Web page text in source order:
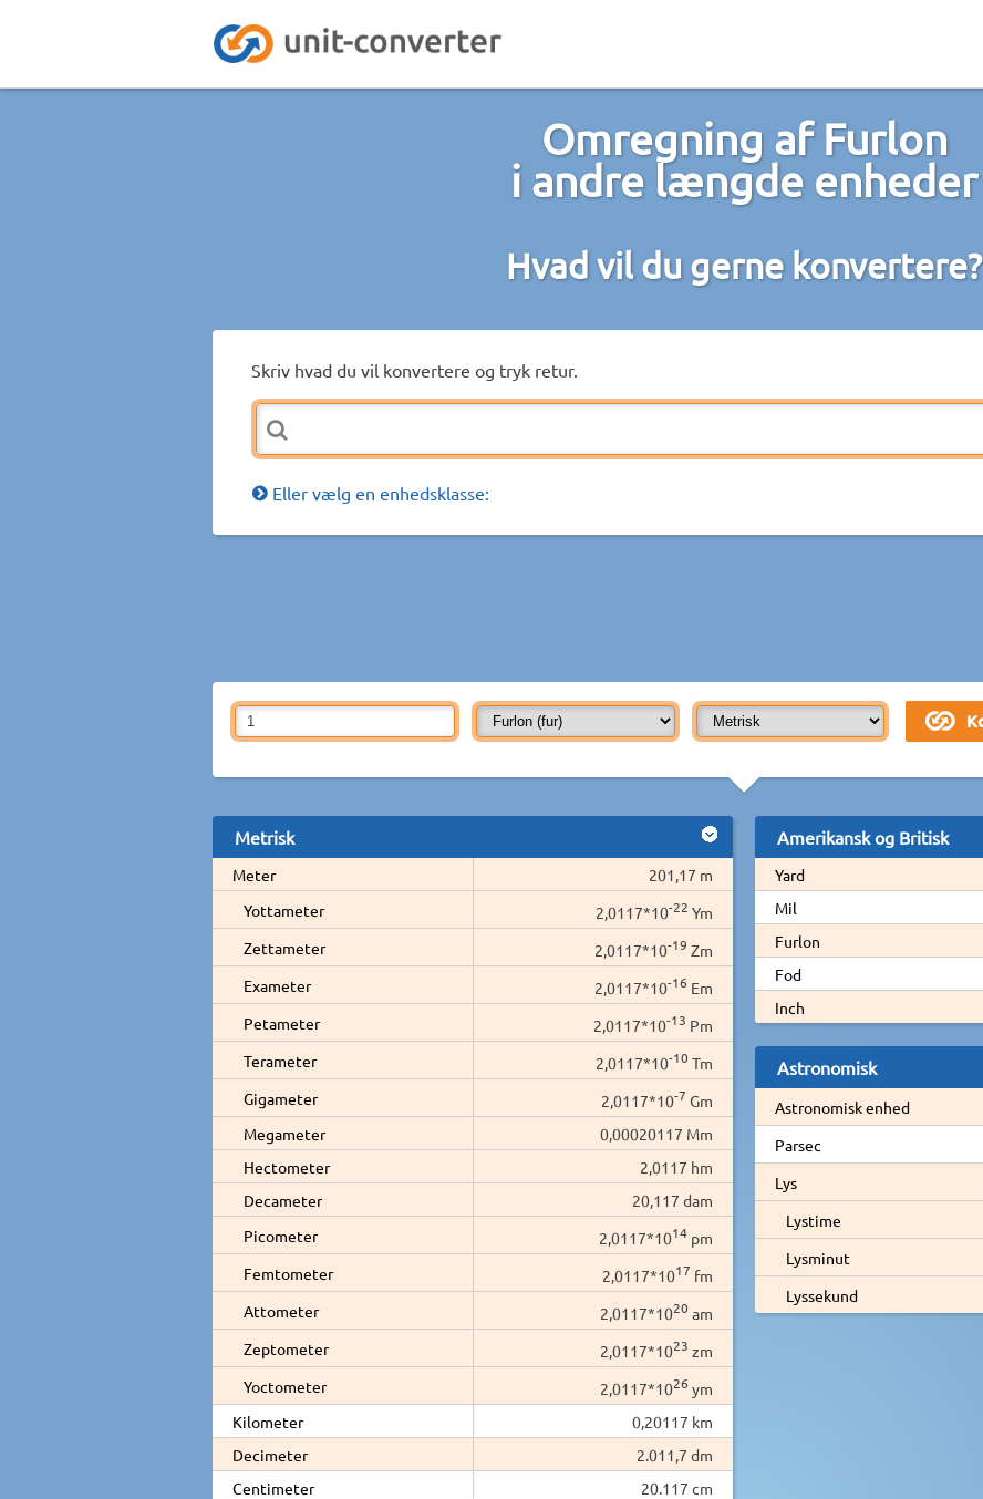
Omregning af Furlon
i andre længde enheder
Hvad vil du gerne konvertere?
Skriv hvad du vil konvertere og tryk retur.
Eller vælg en enhedsklasse:
Metrisk
Meter
201,17 m
Yottameter
2,0117*10-22 Ym
Zettameter
2,0117*10-19 Zm
Exameter
2,0117*10-16 Em
Petameter
2,0117*10-13 Pm
Terameter
2,0117*10-10 Tm
Gigameter
2,0117*10-7 Gm
Megameter
0,00020117 Mm
Hectometer
2,0117 hm
Decameter
20,117 dam
Picometer
2,0117*1014 pm
Femtometer
2,0117*1017 fm
Attometer
2,0117*1020 am
Zeptometer
2,0117*1023 zm
Yoctometer
2,0117*1026 ym
Kilometer
0,20117 km
Decimeter
2.011,7 dm
Centimeter
20.117 cm
Amerikansk og Britisk
Yard
Mil
Furlon
Fod
Inch
Astronomisk
Astronomisk enhed
Parsec
Lys
Lystime
Lysminut
Lyssekund